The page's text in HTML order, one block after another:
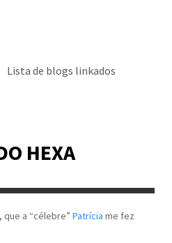
Lista de blogs linkados
HEXA
a “célebre” Patrícia me fez